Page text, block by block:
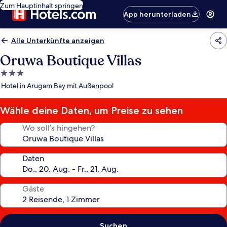
Zum Hauptinhalt springen
App herunterladen
Alle Unterkünfte anzeigen
Oruwa Boutique Villas
3.0-
Sterne-
Hotel in Arugam Bay mit Außenpool
Wähle deine Daten, um Preise zu sehen
Wo soll’s hingehen?
Daten
Gäste